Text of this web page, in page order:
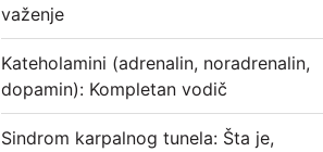
važenje
Kateholamini (adrenalin, noradrenalin,
dopamin): Kompletan vodič
Sindrom karpalnog tunela: Šta je,